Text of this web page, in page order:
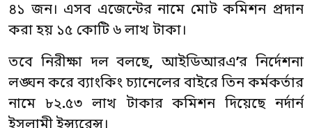
৪১ জন। এসব এজেন্টের নামে মোট কমিশন প্রদান
করা হয় ১৫ কোটি ৬ লাখ টাকা।
তবে নিরীক্ষা দল বলছে,আইডিআরএ’র নির্দেশনা
লঙ্ঘন করে ব্যাংকিং চ্যানেলের বাইরে তিন কর্মকর্তার
নামে ৮২.৫৩ লাখ টাকার কমিশন দিয়েছে নর্দার্ন